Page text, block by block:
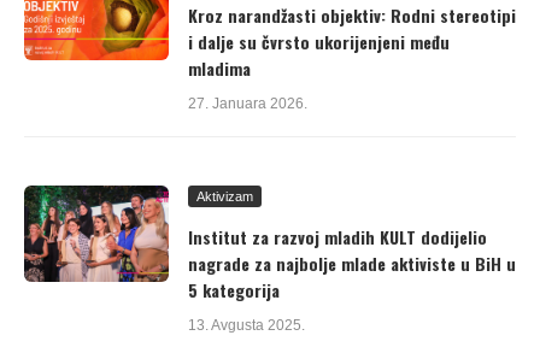
Kroz narandžasti objektiv: Rodni stereotipi
i dalje su čvrsto ukorijenjeni među
mladima
27. Januara 2026.
Aktivizam
Institut za razvoj mladih KULT dodijelio
nagrade za najbolje mlade aktiviste u BiH u
5 kategorija
13. Avgusta 2025.